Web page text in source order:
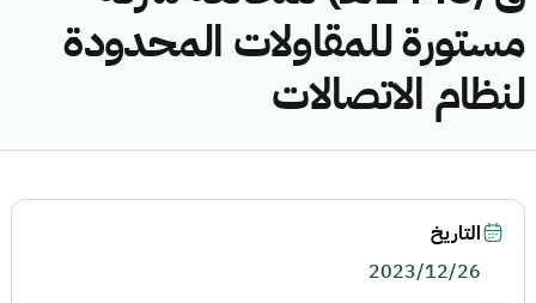
مستورة للمقاولات المحدودة
لنظام الاتصالات
التاريخ
2023/12/26